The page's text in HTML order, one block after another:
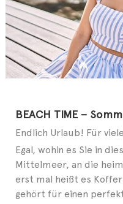
Egal, wohin es Sie in
Mittelmeer, an die
erst mal heißt es
gehört für einen